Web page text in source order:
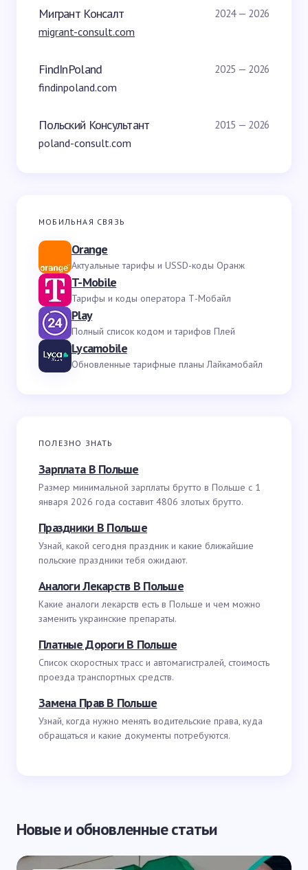
Мигрант Консалт 2024 — 2026
migrant-consult.com
FindInPoland 2025 — 2026
findinpoland.com
Польский Консультант 2015 — 2026
poland-consult.com
МОБИЛЬНАЯ СВЯЗЬ
Orange
Актуальные тарифы и USSD-коды Оранж
T-Mobile
Тарифы и коды оператора Т-Мобайл
Play
Полный список кодом и тарифов Плей
Lycamobile
Обновленные тарифные планы Лайкамобайл
ПОЛЕЗНО ЗНАТЬ
Зарплата В Польше
Размер минимальной зарплаты брутто в Польше с 1
января 2026 года составит 4806 злотых брутто.
Праздники В Польше
Узнай, какой сегодня праздник и какие ближайшие
польские праздники тебя ожидают.
Аналоги Лекарств В Польше
Какие аналоги лекарств есть в Польше и чем можно
заменить украинские препараты.
Платные Дороги В Польше
Список скоростных трасс и автомагистралей, стоимость
проезда транспортных средств.
Замена Прав В Польше
Узнай, когда нужно менять водительские права, куда
обращаться и какие документы потребуются.
Новые и обновленные статьи